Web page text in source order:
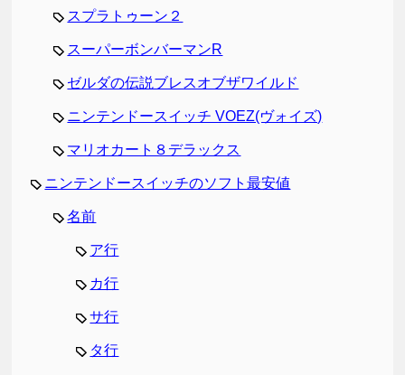
スプラトゥーン２
スーパーボンバーマンR
ゼルダの伝説ブレスオブザワイルド
ニンテンドースイッチ VOEZ(ヴォイズ)
マリオカート８デラックス
ニンテンドースイッチのソフト最安値
名前
ア行
カ行
サ行
タ行